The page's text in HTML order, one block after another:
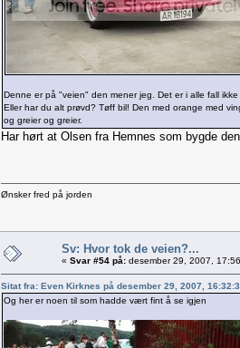
Denne er på "veien" den mener jeg. Det er i alle fall
Eller har du alt prøvd? Tøff bil! Den med orange med
og greier og greier.
Har hørt at Olsen fra Hemnes som bygde
Ønsker fred på jorden
Sv: Hvor tok de veien?...
« Svar #54 på: desember 29, 2007,
Sitat fra: Even Kirknes på desember 29, 2007,
Og her er noen til som hadde vært fint å se igjen